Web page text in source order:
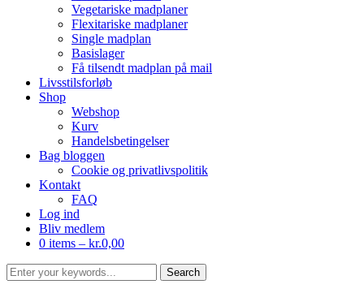
Vegetariske madplaner
Flexitariske madplaner
Single madplan
Basislager
Få tilsendt madplan på mail
Livsstilsforløb
Shop
Webshop
Kurv
Handelsbetingelser
Bag bloggen
Cookie og privatlivspolitik
Kontakt
FAQ
Log ind
Bliv medlem
0 items – kr.0,00